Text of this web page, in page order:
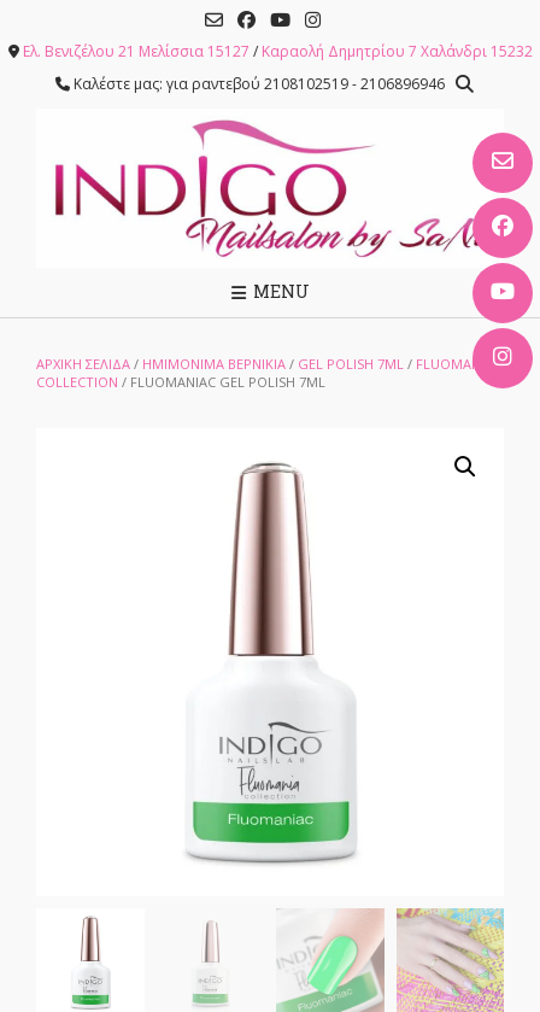
content
Ελ. Βενιζέλου 21 Μελίσσια 15127 / Καραολή Δημητρίου 7 Χαλάνδρι 15232
Καλέστε μας: για ραντεβού 2108102519 - 2106896946
MENU
ΑΡΧΙΚΉ ΣΕΛΊΔΑ / ΗΜΙΜΟΝΙΜΑ ΒΕΡΝΙΚΙΑ / GEL POLISH 7ML / FLUOMANIA
COLLECTION / FLUOMANIAC GEL POLISH 7ML